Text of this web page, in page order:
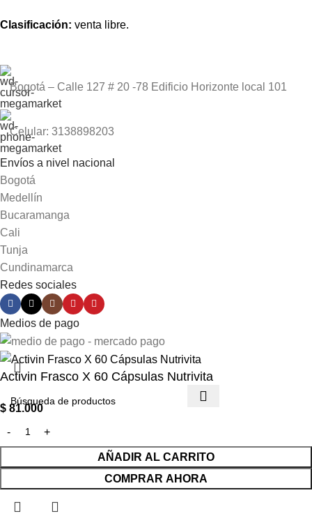
Clasificación: venta libre.
Bogotá – Calle 127 # 20 -78 Edificio Horizonte local 101
Celular: 3138898203
Envíos a nivel nacional
Bogotá
Medellín
Bucaramanga
Cali
Tunja
Cundinamarca
Redes sociales
Medios de pago
Activin Frasco X 60 Cápsulas Nutrivita
$ 81.000
AÑADIR AL CARRITO
COMPRAR AHORA